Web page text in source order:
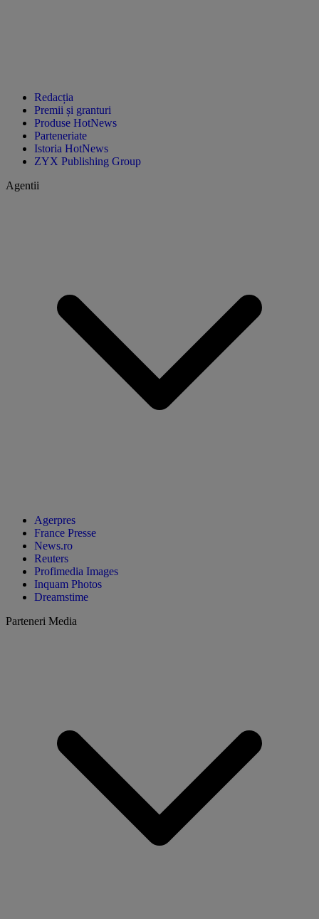
Redacția
Premii și granturi
Produse HotNews
Parteneriate
Istoria HotNews
ZYX Publishing Group
Agentii
Agerpres
France Presse
News.ro
Reuters
Profimedia Images
Inquam Photos
Dreamstime
Parteneri Media